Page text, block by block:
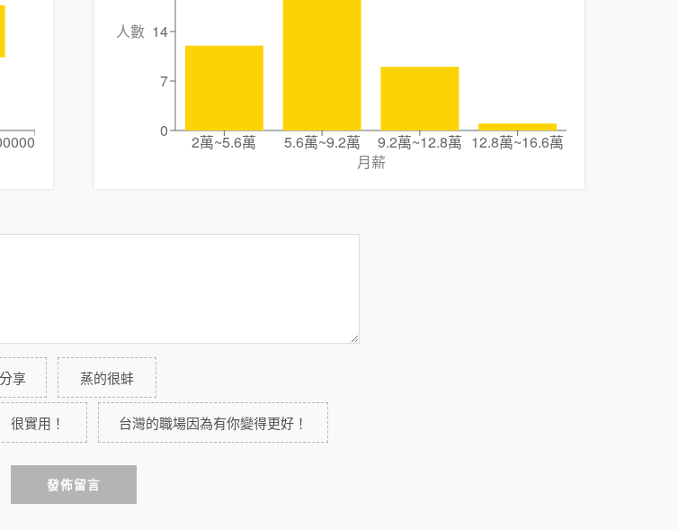
2萬~5.6萬 5.6萬~9.2萬 9.2萬~12.8萬 12.8萬~16.6萬
月薪
0
7
14
人數
享 蒸的很蚌
很實用！ 台灣的職場因為有你變得更好！
發佈留言